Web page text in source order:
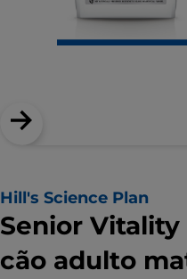
Hill's Science Plan
Senior
cão adulto